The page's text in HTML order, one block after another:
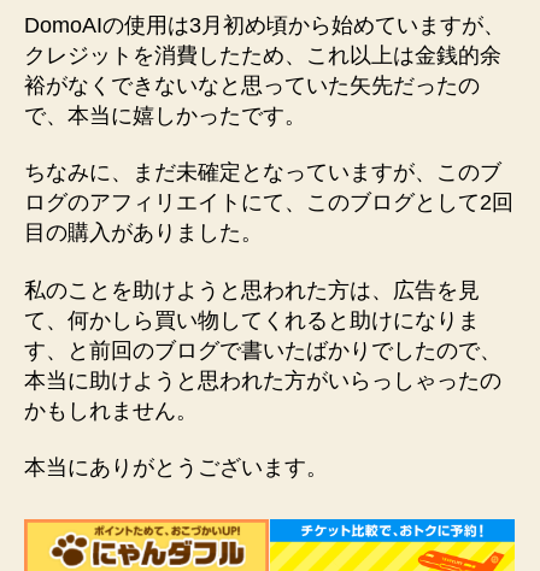
DomoAIの使用は3月初め頃から始めていますが、
クレジットを消費したため、これ以上は金銭的余
裕がなくできないなと思っていた矢先だったの
で、本当に嬉しかったです。
ちなみに、まだ未確定となっていますが、このブ
ログのアフィリエイトにて、このブログとして2回
目の購入がありました。
私のことを助けようと思われた方は、広告を見
て、何かしら買い物してくれると助けになりま
す、と前回のブログで書いたばかりでしたので、
本当に助けようと思われた方がいらっしゃったの
かもしれません。
本当にありがとうございます。